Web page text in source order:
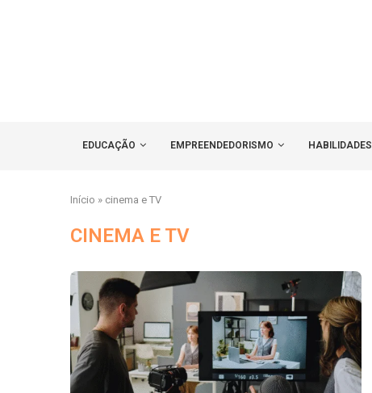
EDUCAÇÃO EMPREENDEDORISMO HABILIDADES
Início » cinema e TV
CINEMA E TV